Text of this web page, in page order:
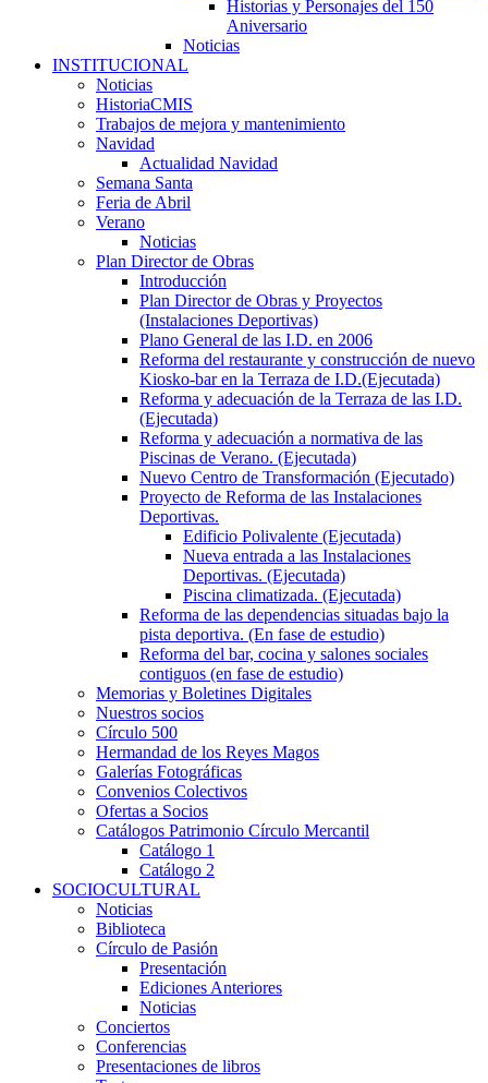
Historias y Personajes del 150
Aniversario
Noticias
INSTITUCIONAL
Noticias
HistoriaCMIS
Trabajos de mejora y mantenimiento
Navidad
Actualidad Navidad
Semana Santa
Feria de Abril
Verano
Noticias
Plan Director de Obras
Introducción
Plan Director de Obras y Proyectos
(Instalaciones Deportivas)
Plano General de las I.D. en 2006
Reforma del restaurante y construcción de nuevo
Kiosko-bar en la Terraza de I.D.(Ejecutada)
Reforma y adecuación de la Terraza de las I.D.
(Ejecutada)
Reforma y adecuación a normativa de las
Piscinas de Verano. (Ejecutada)
Nuevo Centro de Transformación (Ejecutado)
Proyecto de Reforma de las Instalaciones
Deportivas.
Edificio Polivalente (Ejecutada)
Nueva entrada a las Instalaciones
Deportivas. (Ejecutada)
Piscina climatizada. (Ejecutada)
Reforma de las dependencias situadas bajo la
pista deportiva. (En fase de estudio)
Reforma del bar, cocina y salones sociales
contiguos (en fase de estudio)
Memorias y Boletines Digitales
Nuestros socios
Círculo 500
Hermandad de los Reyes Magos
Galerías Fotográficas
Convenios Colectivos
Ofertas a Socios
Catálogos Patrimonio Círculo Mercantil
Catálogo 1
Catálogo 2
SOCIOCULTURAL
Noticias
Biblioteca
Círculo de Pasión
Presentación
Ediciones Anteriores
Noticias
Conciertos
Conferencias
Presentaciones de libros